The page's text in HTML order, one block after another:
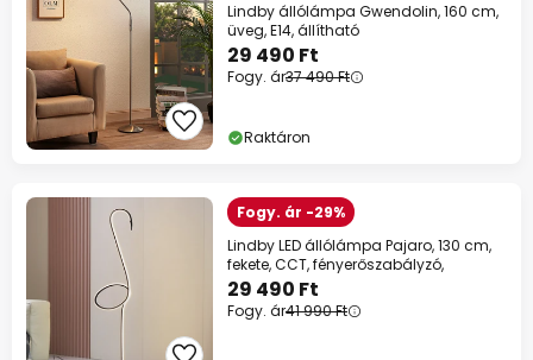
Lindby állólámpa Gwendolin, 160 cm,
üveg, E14, állítható
29 490 Ft
Fogy. ár37 490 Ft
Raktáron
Fogy. ár -29%
Lindby LED állólámpa Pajaro, 130 cm,
fekete, CCT, fényerőszabályzó,
29 490 Ft
Fogy. ár41 990 Ft